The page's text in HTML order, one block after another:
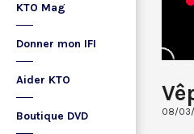
KTO Mag
Donner mon IFI
Aider KTO
Boutique DVD 08/03/